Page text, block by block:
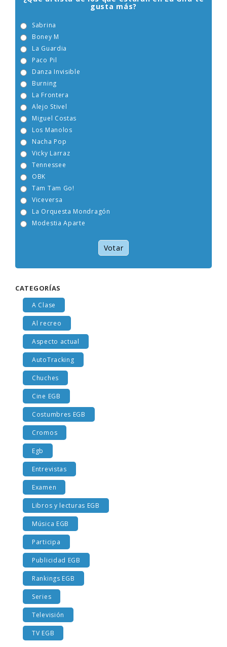
¿Qué artista de los que estarán en La Gira te
gusta más?
Boney M
Burning
Alejo Stivel
Miguel Costas
Nacha Pop
Vicky Larraz
La Orquesta Mondragón
Modestia Aparte
Votar
A Clase
Al recreo
Aspecto actual
AutoTracking
Chuches
Cine EGB
Costumbres EGB
Cromos
Egb
Entrevistas
Examen
Libros y lecturas EGB
Música EGB
Participa
Publicidad EGB
Rankings EGB
Series
Televisión
TV EGB